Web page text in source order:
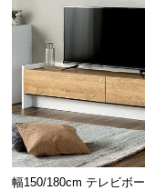
員
規
約
に
つ
い
デンマーク家
幅150/180cm テレビボー